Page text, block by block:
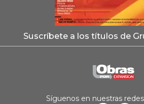
Suscríbete a los títulos de
Síguenos en nuestras